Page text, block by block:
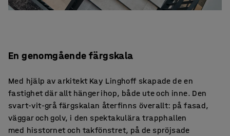
En genomgående färgskala
Med hjälp av arkitekt Kay Linghoff skapade de en
fastighet där allt hänger ihop, både ute och inne. Den
svart-vit-grå färgskalan återfinns överallt: på fasad,
väggar och golv, i den spektakulära trapphallen
med hisstornet och takfönstret, på de spröjsade